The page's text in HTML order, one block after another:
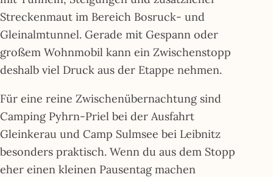
Streckenmaut im Bereich Bosruck- und
Gleinalmtunnel. Gerade mit Gespann oder
großem Wohnmobil kann ein Zwischenstopp
deshalb viel Druck aus der Etappe nehmen.
Für eine reine Zwischenübernachtung sind
Camping Pyhrn-Priel bei der Ausfahrt
Gleinkerau und Camp Sulmsee bei Leibnitz
besonders praktisch. Wenn du aus dem Stopp
eher einen kleinen Pausentag machen